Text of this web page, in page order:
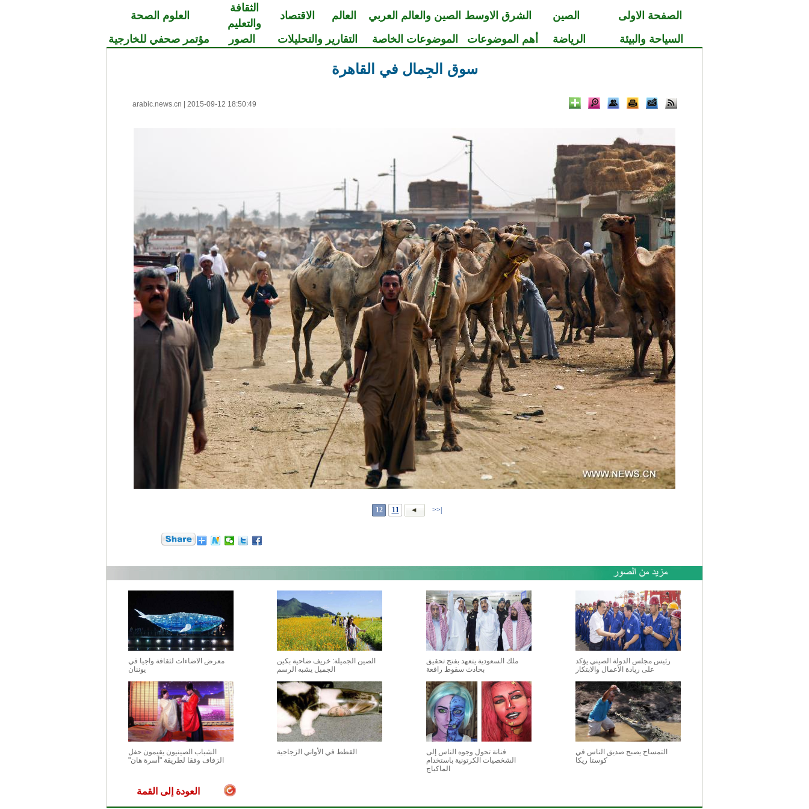
الصفحة الاولى الصين الشرق الاوسط الصين والعالم العربي العالم الاقتصاد
الثقافة
والتعليم
العلوم الصحة
السياحة والبيئة
الرياضة أهم الموضوعات الموضوعات الخاصة التقارير والتحليلات الصور مؤتمر صحفي للخارجية
سوق الجِمال في القاهرة
arabic.news.cn 2015-09-12 18:50:49
|<<
11
12
رئيس مجلس الدولة الصيني يؤكد
على ريادة الأعمال والابتكار
ملك السعودية يتعهد بفتح تحقيق
بحادث سقوط رافعة
الصين الجميلة: خريف ضاحية بكين
الجميل يشبه الرسم
معرض الاضاءات لثقافة واجيا في
يوننان
التمساح يصبح صديق الناس في
كوستا ريكا
فنانة تحول وجوه الناس إلى
الشخصيات الكرتونية باستخدام
الماكياج
القطط في الأواني الزجاجية
الشباب الصينيون يقيمون حفل
الزفاف وفقا لطريقة "أسرة هان"
العودة إلى القمة